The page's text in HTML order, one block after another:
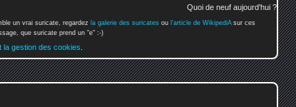
Quoi de neuf aujourd'hui ?
un vrai suricate, regardez la galerie des suricates ou l'article de WikipediAsur ces
que suricate prend un "e" :-)
la gestion des cookies